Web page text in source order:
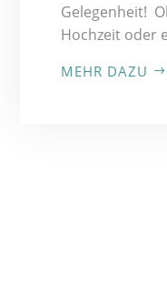
Gelegenheit!
Hochzeit oder
MEHR DAZU